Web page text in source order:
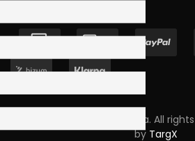
Copyright © 2023 Skpro, Lda. All
by TargX